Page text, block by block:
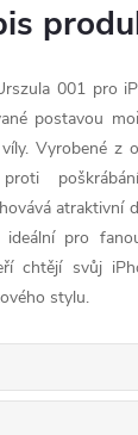
001 pro
postavou
Vyrobené z
atraktivní
pro
chtějí svůj
stylu.